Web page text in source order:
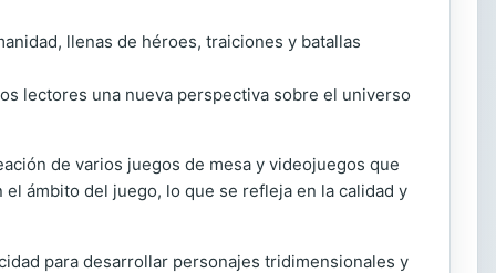
llenas de héroes, traiciones y batallas
lectores una nueva perspectiva sobre el universo
de varios juegos de mesa y videojuegos que
ámbito del juego, lo que se refleja en la calidad y
para desarrollar personajes tridimensionales y